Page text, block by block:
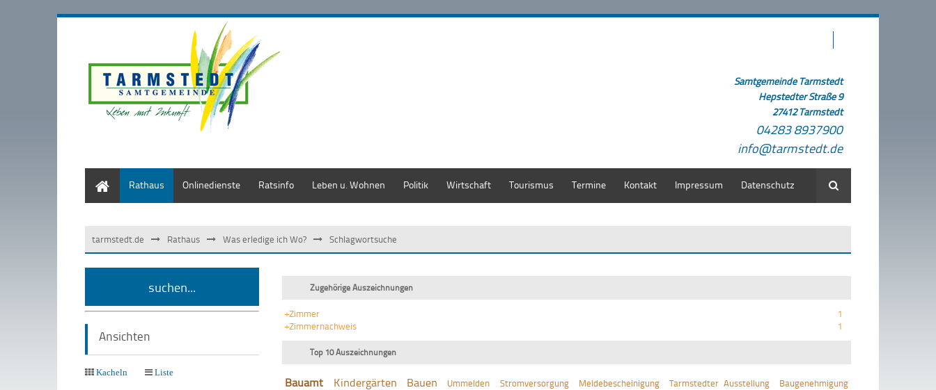
Samtgemeinde Tarmstedt
Hepstedter Straße 9
27412 Tarmstedt
04283 8937900
info@tarmstedt.de
Rathaus Onlinedienste Ratsinfo Leben u. Wohnen Politik Wirtschaft Tourismus Termine Kontakt Impressum Datenschutz Suche
tarmstedt.de Rathaus Was erledige ich Wo? Schlagwortsuche
suchen...
Ansichten
Kacheln Liste
Zugehörige Auszeichnungen
+Zimmer
1
+Zimmernachweis
1
Top 10 Auszeichnungen
Bauamt Kindergärten Bauen Ummelden Stromversorgung Meldebescheinigung Tarmstedter Ausstellung
Baugenehmigung